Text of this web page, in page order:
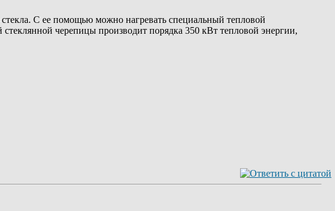
С ее помощью можно нагревать специальный тепловой
черепицы производит порядка 350 кВт тепловой энергии,